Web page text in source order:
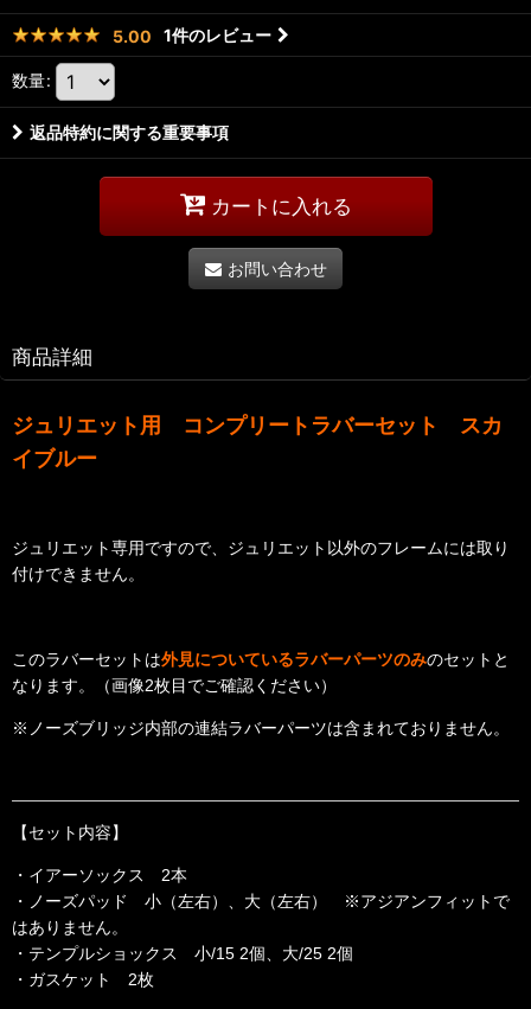
5.00 1件のレビュー
数量:
返品特約に関する重要事項
カートに入れる
お問い合わせ
商品詳細
ジュリエット用 コンプリートラバーセット スカ
イブルー
ジュリエット専用ですので、ジュリエット以外のフレームには取り
付けできません。
このラバーセットは外見についているラバーパーツのみのセットと
なります。（画像2枚目でご確認ください）
※ノーズブリッジ内部の連結ラバーパーツは含まれておりません。
【セット内容】
・イアーソックス 2本
・ノーズパッド 小（左右）、大（左右） ※アジアンフィットで
はありません。
・テンプルショックス 小/15 2個、大/25 2個
・ガスケット 2枚